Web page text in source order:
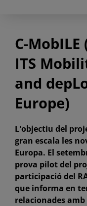
C-
ITS
and
Europe)
L'objectiu del
gran escala les
Europa. El
prova pilot del
participació del
que informa en
relacionades